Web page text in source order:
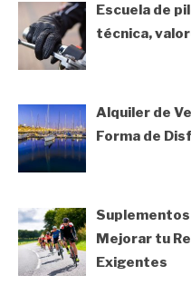
Escuela de
técnica,
Alquiler de
Forma de
Suplementos
Mejorar tu
Exigentes